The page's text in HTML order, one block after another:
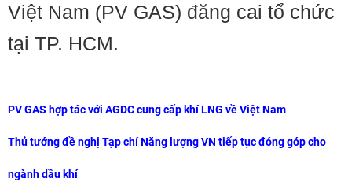
Việt Nam (PV GAS) đăng cai tổ chức
tại TP. HCM.
PV GAS hợp tác với AGDC cung cấp khí LNG về Việt Nam
Thủ tướng đề nghị Tạp chí Năng lượng VN tiếp tục đóng góp cho
ngành dầu khí